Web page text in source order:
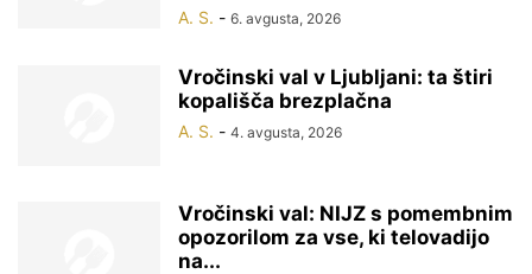
A. S. - 6. avgusta, 2026
Vročinski val v Ljubljani: ta štiri
kopališča brezplačna
A. S. - 4. avgusta, 2026
Vročinski val: NIJZ s pomembnim
opozorilom za vse, ki telovadijo
na...